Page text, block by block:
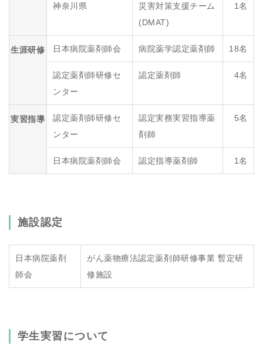
神奈川県
災害対策支援チーム
(DMAT)
1名
生涯研修 日本病院薬剤師会 病院薬学認定薬剤師 18名
認定薬剤師研修セ
ンター
認定薬剤師 4名
実習指導
認定薬剤師研修セ
ンター
認定実務実習指導薬
剤師
5名
日本病院薬剤師会 認定指導薬剤師 1名
施設認定
日本病院薬剤
師会
がん薬物療法認定薬剤師研修事業 暫定研
修施設
学生実習について